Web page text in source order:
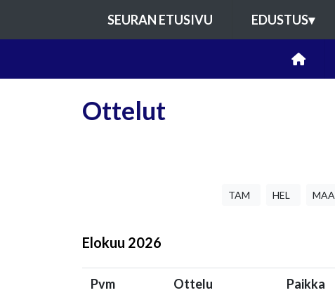
SEURAN ETUSIVU EDUSTUS▾
Ottelut
TAM HEL MAA
Elokuu 2026
Pvm Ottelu Paikka